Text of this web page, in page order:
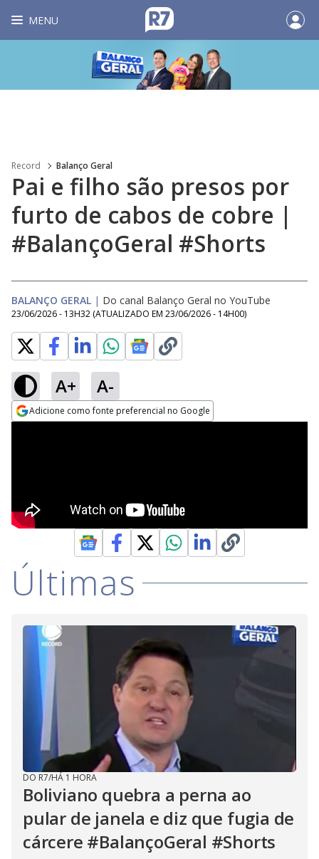
MENU
Record Balanço Geral
Pai e filho são presos por
furto de cabos de cobre |
#BalançoGeral #Shorts
BALANÇO GERAL | Do canal Balanço Geral no YouTube
23/06/2026 - 13H32 (ATUALIZADO EM 23/06/2026 - 14H00)
A+ A-
Adicione como fonte preferencial no Google
Últimas
DO R7/HÁ 1 HORA
Boliviano quebra a perna ao
pular de janela e diz que fugia de
cárcere #BalançoGeral #Shorts